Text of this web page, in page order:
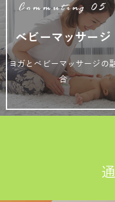
Commuting 05
ベビーマッサージ
ヨガとベビーマッサージの
合